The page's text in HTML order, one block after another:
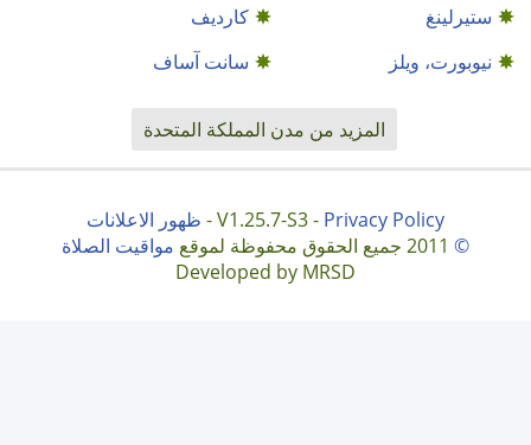
ستيرلينغ
كارديف
نيوبورت، ويلز
سانت آساف
المزيد من مدن المملكة المتحدة
V1.25.7-S3 - Privacy Policy
- ظهور الاعلانات
©
مواقيت الصلاة
Developed by MRSD